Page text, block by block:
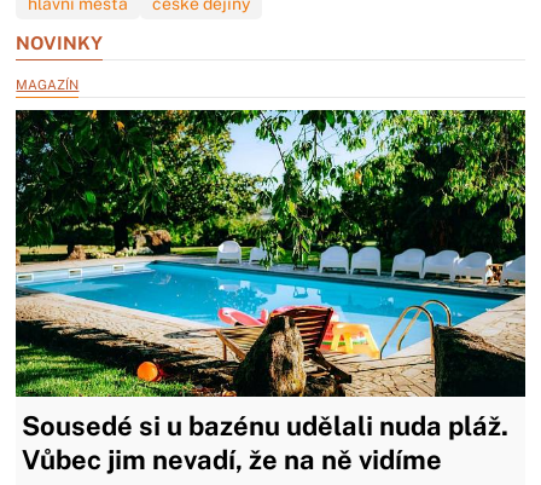
NOVINKY
MAGAZÍN
Sousedé si u bazénu udělali nuda pláž.
Vůbec jim nevadí, že na ně vidíme